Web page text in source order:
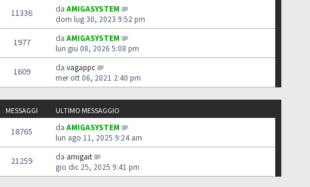
11336 da AMIGASYSTEM
dom lug 30, 2023 9:52 pm
1977 da AMIGASYSTEM
lun giu 08, 2026 5:08 pm
1609 da vagappc
mer ott 06, 2021 2:40 pm
MESSAGGI ULTIMO MESSAGGIO
18765 da AMIGASYSTEM
lun ago 11, 2025 9:24 am
21259 da amigait
gio dic 25, 2025 9:41 pm